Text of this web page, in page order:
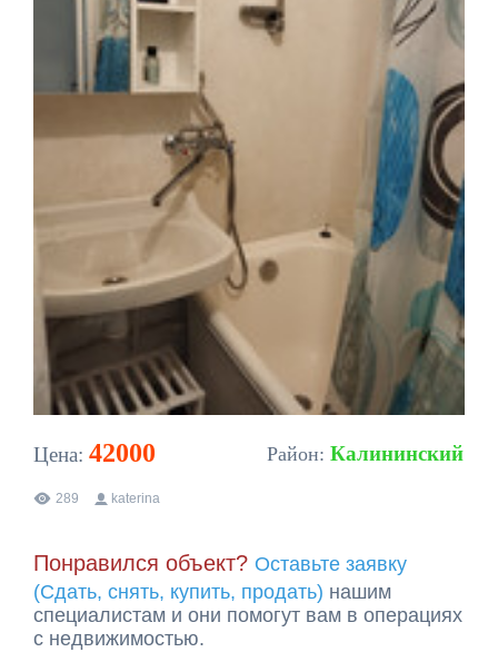
Цена: 42000 Район: Калининский
289 katerina
Понравился объект? Оставьте заявку
(Сдать, снять, купить, продать) нашим
специалистам и они помогут вам в операциях
с недвижимостью.